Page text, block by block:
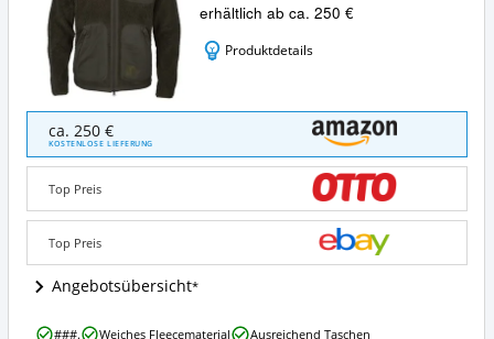
erhältlich ab ca. 250 €
Produktdetails
Rurik
Teddy
Fleecejacke
Grün
Angebote:
ist
diese
Jagdjacke
ca. 250 €
KOSTENLOSE LIEFERUNG
Top Preis
Top Preis
Angebotsübersicht
Härkila
###. Weiches Fleecematerial Ausreichend Taschen